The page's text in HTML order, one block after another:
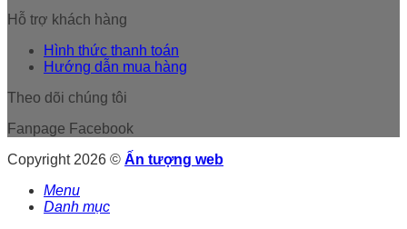
Hỗ trợ khách hàng
Hình thức thanh toán
Hướng dẫn mua hàng
Theo dõi chúng tôi
Fanpage Facebook
Copyright 2026 © Ấn tượng web
Menu
Danh mục